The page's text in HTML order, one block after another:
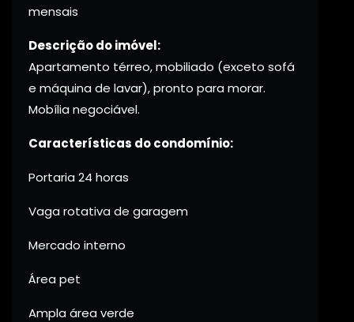
mensais
Descrição do imóvel:
Apartamento térreo, mobiliado (exceto sofá
e máquina de lavar), pronto para morar.
Mobília negociável.
Características do condomínio:
Portaria 24 horas
Vaga rotativa de garagem
Mercado interno
Área pet
Ampla área verde